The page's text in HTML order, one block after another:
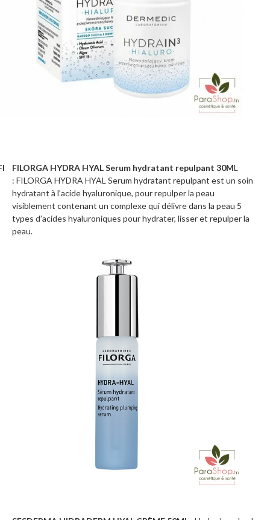
FILORGA HYDRA HYAL Serum hydratant repulpant 30ML
: FILORGA HYDRA HYAL Serum hydratant repulpant est un soin
hydratant à l’acide hyaluronique, pour repulper la peau
visiblement contenant un complexe qui délivre dans la peau 5
types d’acides hyaluroniques pour hydrater, lisser et repulper la
peau.